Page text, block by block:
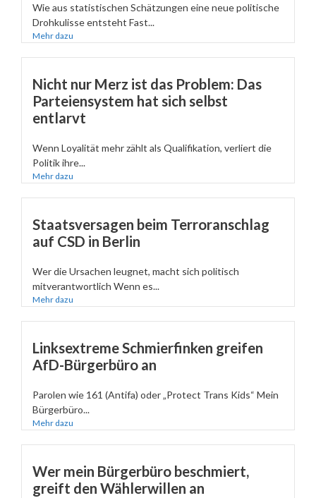
Wie aus statistischen Schätzungen eine neue politische
Drohkulisse entsteht Fast...
Mehr dazu
Nicht nur Merz ist das Problem: Das
Parteiensystem hat sich selbst
entlarvt
Wenn Loyalität mehr zählt als Qualifikation, verliert die
Politik ihre...
Mehr dazu
Staatsversagen beim Terroranschlag
auf CSD in Berlin
Wer die Ursachen leugnet, macht sich politisch
mitverantwortlich Wenn es...
Mehr dazu
Linksextreme Schmierfinken greifen
AfD-Bürgerbüro an
Parolen wie 161 (Antifa) oder „Protect Trans Kids“ Mein
Bürgerbüro...
Mehr dazu
Wer mein Bürgerbüro beschmiert,
greift den Wählerwillen an